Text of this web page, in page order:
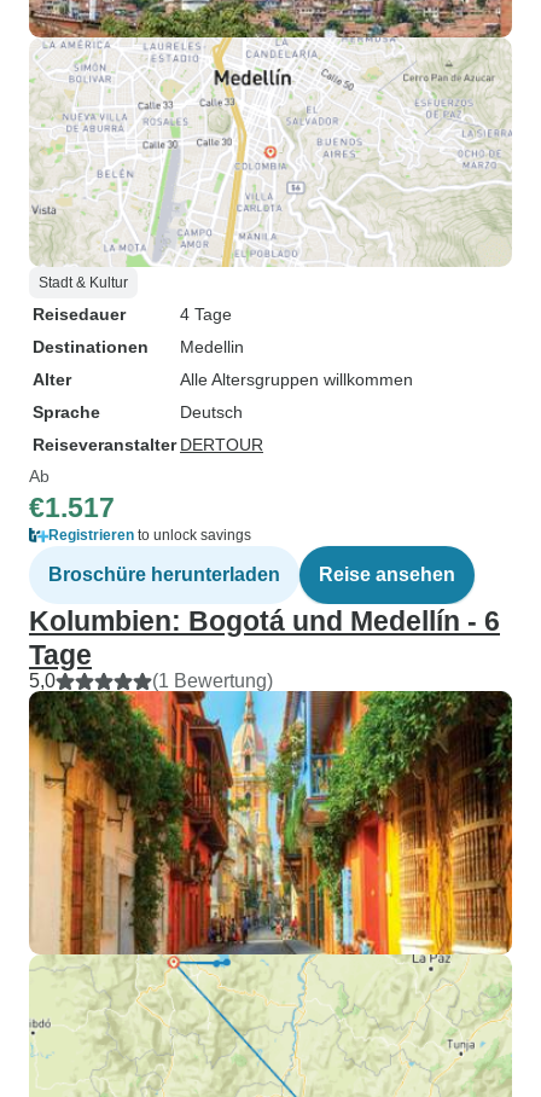
Stadt & Kultur
Reisedauer
4 Tage
Destinationen
Medellin
Alter
Alle Altersgruppen willkommen
Sprache
Deutsch
Reiseveranstalter DERTOUR
Ab
€1.517
Registrieren to unlock savings
Broschüre herunterladen Reise ansehen
Kolumbien: Bogotá und Medellín - 6
Tage
5,0 (1 Bewertung)